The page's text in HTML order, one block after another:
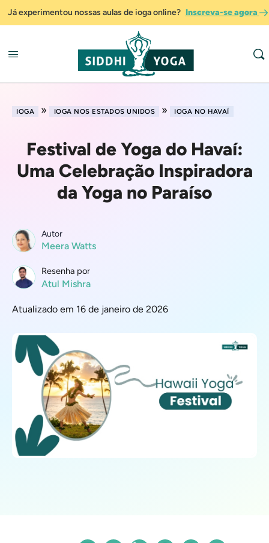
Já experimentou nossas aulas de ioga online? Inscreva-se agora
IOGA » IOGA NOS ESTADOS UNIDOS » IOGA NO HAVAÍ
Festival de Yoga do Havaí:
Uma Celebração Inspiradora
da Yoga no Paraíso
Autor
Meera Watts
Resenha por
Atul Mishra
Atualizado em 16 de janeiro de 2026